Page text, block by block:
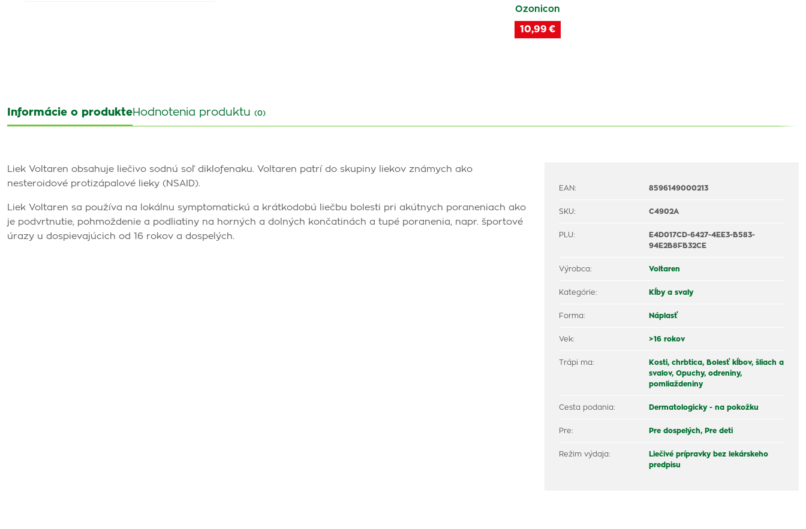
Ozonicon
10,99 €
Informácie o produkteHodnotenia produktu (0)
Liek Voltaren obsahuje liečivo sodnú soľ diklofenaku. Voltaren patrí do skupiny liekov známych ako
nesteroidové protizápalové lieky (NSAID).
Liek Voltaren sa používa na lokálnu symptomatickú a krátkodobú liečbu bolesti pri akútnych poraneniach ako
je podvrtnutie, pohmoždenie a podliatiny na horných a dolných končatinách a tupé poranenia, napr. športové
úrazy u dospievajúcich od 16 rokov a dospelých.
EAN: 8596149000213
SKU: C4902A
PLU:
E4D017CD-6427-4EE3-B583-
94E2B8FB32CE
Výrobca: Voltaren
Kategórie: Kĺby a svaly
Forma: Náplasť
Vek: >16 rokov
Trápi ma: Kosti, chrbtica, Bolesť kĺbov, šliach a
svalov,Opuchy, odreniny,
pomliaždeniny
Cesta podania: Dermatologicky - na pokožku
Pre: Pre dospelých, Pre deti
Režim výdaja:
Liečivé prípravky bez lekárskeho
predpisu